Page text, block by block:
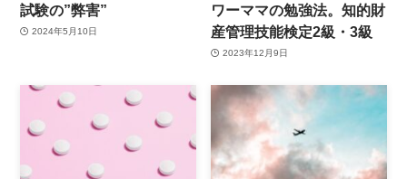
試験の”弊害”
2024年5月10日
ワーママの勉強法。知的財
産管理技能検定2級・3級
2023年12月9日